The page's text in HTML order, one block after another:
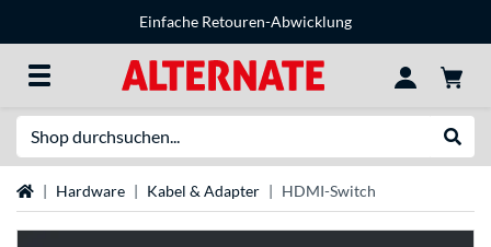
Einfache Retouren-Abwicklung
StartseiteHardware Kabel & Adapter HDMI-Switch